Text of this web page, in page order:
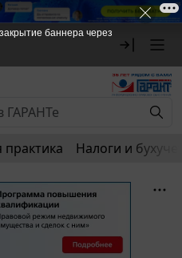
практика Налоги и
баннера через